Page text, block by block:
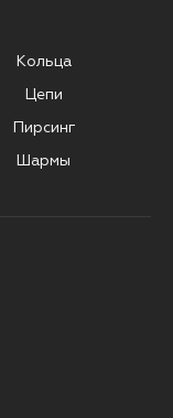
Кольца
Цепи
Пирсинг
Шармы